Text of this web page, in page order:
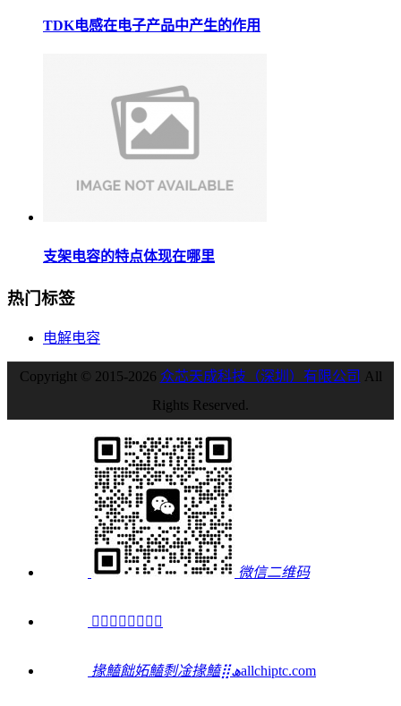
TDK电感在电子产品中产生的作用
支架电容的特点体现在哪里
热门标签
电解电容
Copyright © 2015-2026 众芯天成科技（深圳）有限公司 All
Rights Reserved.
微信二维码

掾鰪飿妬鰪㓿凎掾鰪⣿ﮪallchiptc.com